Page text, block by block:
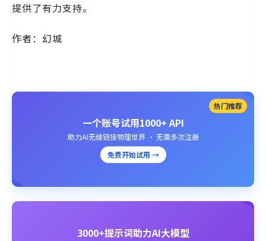
提供了有力支持。
作者：幻城
热门推荐
一个账号试用1000+ API
助力AI无缝链接物理世界 · 无需多次注册
免费开始试用 →
3000+提示词助力AI大模型